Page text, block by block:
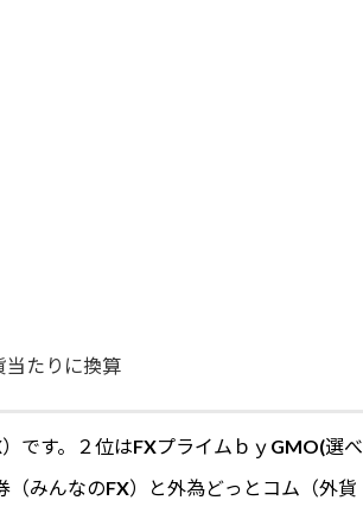
たりに換算
です。２位はFXプライムｂｙGMO(選べ
（みんなのFX）と外為どっとコム（外貨